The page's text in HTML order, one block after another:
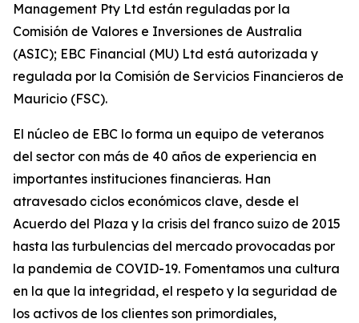
Management Pty Ltd están reguladas por la
Comisión de Valores e Inversiones de Australia
(ASIC); EBC Financial (MU) Ltd está autorizada y
regulada por la Comisión de Servicios Financieros de
Mauricio (FSC).
El núcleo de EBC lo forma un equipo de veteranos
del sector con más de 40 años de experiencia en
importantes instituciones financieras. Han
atravesado ciclos económicos clave, desde el
Acuerdo del Plaza y la crisis del franco suizo de 2015
hasta las turbulencias del mercado provocadas por
la pandemia de COVID-19. Fomentamos una cultura
en la que la integridad, el respeto y la seguridad de
los activos de los clientes son primordiales,